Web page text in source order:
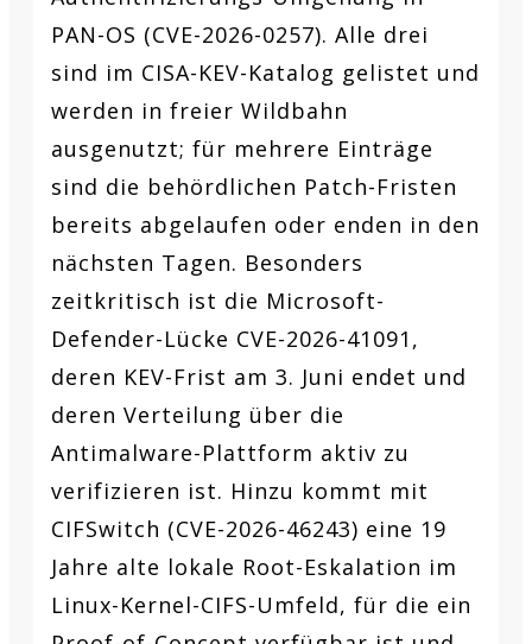
PAN-OS (CVE-2026-0257). Alle drei
sind im CISA-KEV-Katalog gelistet und
werden in freier Wildbahn
ausgenutzt; für mehrere Einträge
sind die behördlichen Patch-Fristen
bereits abgelaufen oder enden in den
nächsten Tagen. Besonders
zeitkritisch ist die Microsoft-
Defender-Lücke CVE-2026-41091,
deren KEV-Frist am 3. Juni endet und
deren Verteilung über die
Antimalware-Plattform aktiv zu
verifizieren ist. Hinzu kommt mit
CIFSwitch (CVE-2026-46243) eine 19
Jahre alte lokale Root-Eskalation im
Linux-Kernel-CIFS-Umfeld, für die ein